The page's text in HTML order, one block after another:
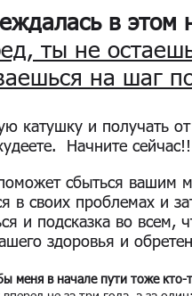
в
ты не
на шаг
катушку и получать
Начните
сбыться вашим
в своих проблемах и
и подсказка во всем,
здоровья и
меня в начале пути тоже кто-